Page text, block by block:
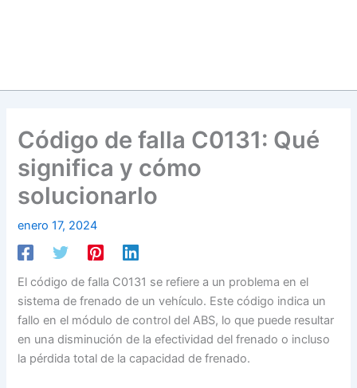
Código de falla C0131: Qué
significa y cómo
solucionarlo
enero 17, 2024
El código de falla C0131 se refiere a un problema en el
sistema de frenado de un vehículo. Este código indica un
fallo en el módulo de control del ABS, lo que puede resultar
en una disminución de la efectividad del frenado o incluso
la pérdida total de la capacidad de frenado.